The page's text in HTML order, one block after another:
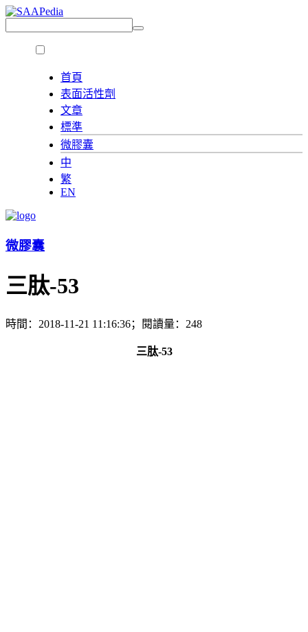
首頁
表面活性劑
文章
標準
微膠囊
中
繁
EN
微膠囊
三肽-53
時間：2018-11-21 11:16:36；閱讀量：248
三肽-53